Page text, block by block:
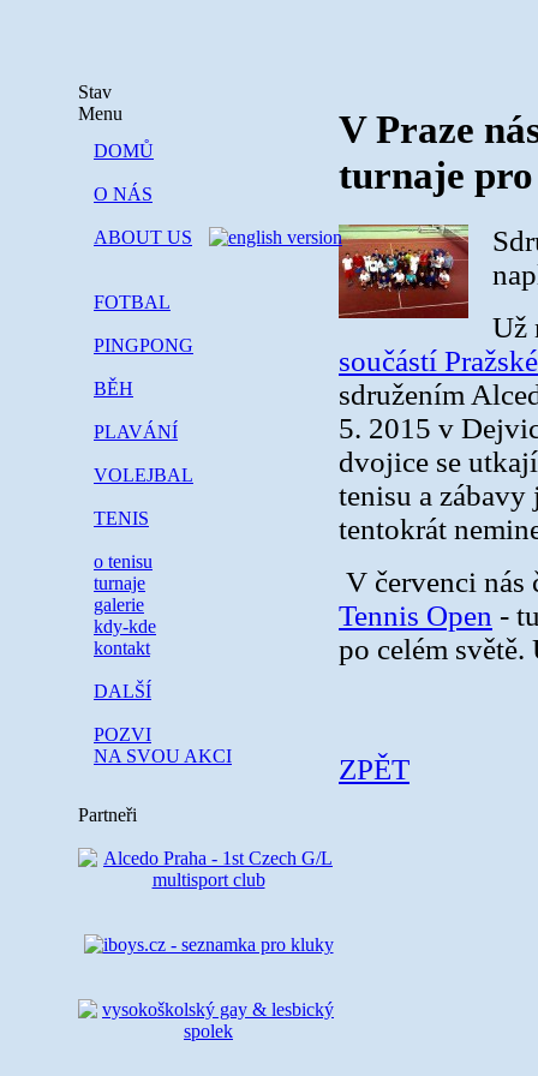
Stav
Menu
DOMŮ
O NÁS
ABOUT US
FOTBAL
PINGPONG
BĚH
PLAVÁNÍ
VOLEJBAL
TENIS
o tenisu
turnaje
galerie
kdy-kde
kontakt
DALŠÍ
POZVI
NA SVOU AKCI
Partneři
V Praze
turnaje pro
Už
součástí
sdružením
5. 2015 v
dvojice se
tenisu a zábavy
tentokrát
V červenci nás
Tennis Open -
po celém
ZPĚT